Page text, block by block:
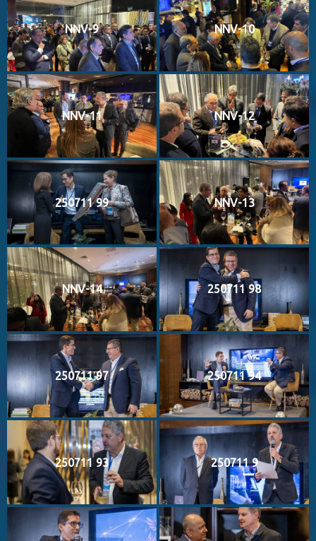
NNV-9 NNV-10
NNV-11 NNV-12
250711 99 NNV-13
NNV-14 250711 98
250711 97 250711 94
250711 93 250711 9